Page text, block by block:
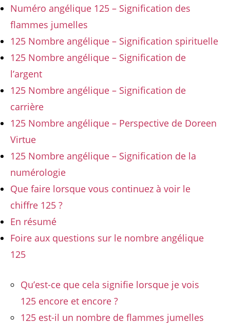
Numéro angélique 125 – Signification des
flammes jumelles
125 Nombre angélique – Signification spirituelle
125 Nombre angélique – Signification de
l’argent
125 Nombre angélique – Signification de
carrière
125 Nombre angélique – Perspective de Doreen
Virtue
125 Nombre angélique – Signification de la
numérologie
Que faire lorsque vous continuez à voir le
chiffre 125 ?
En résumé
Foire aux questions sur le nombre angélique
125
Qu’est-ce que cela signifie lorsque je vois
125 encore et encore ?
125 est-il un nombre de flammes jumelles